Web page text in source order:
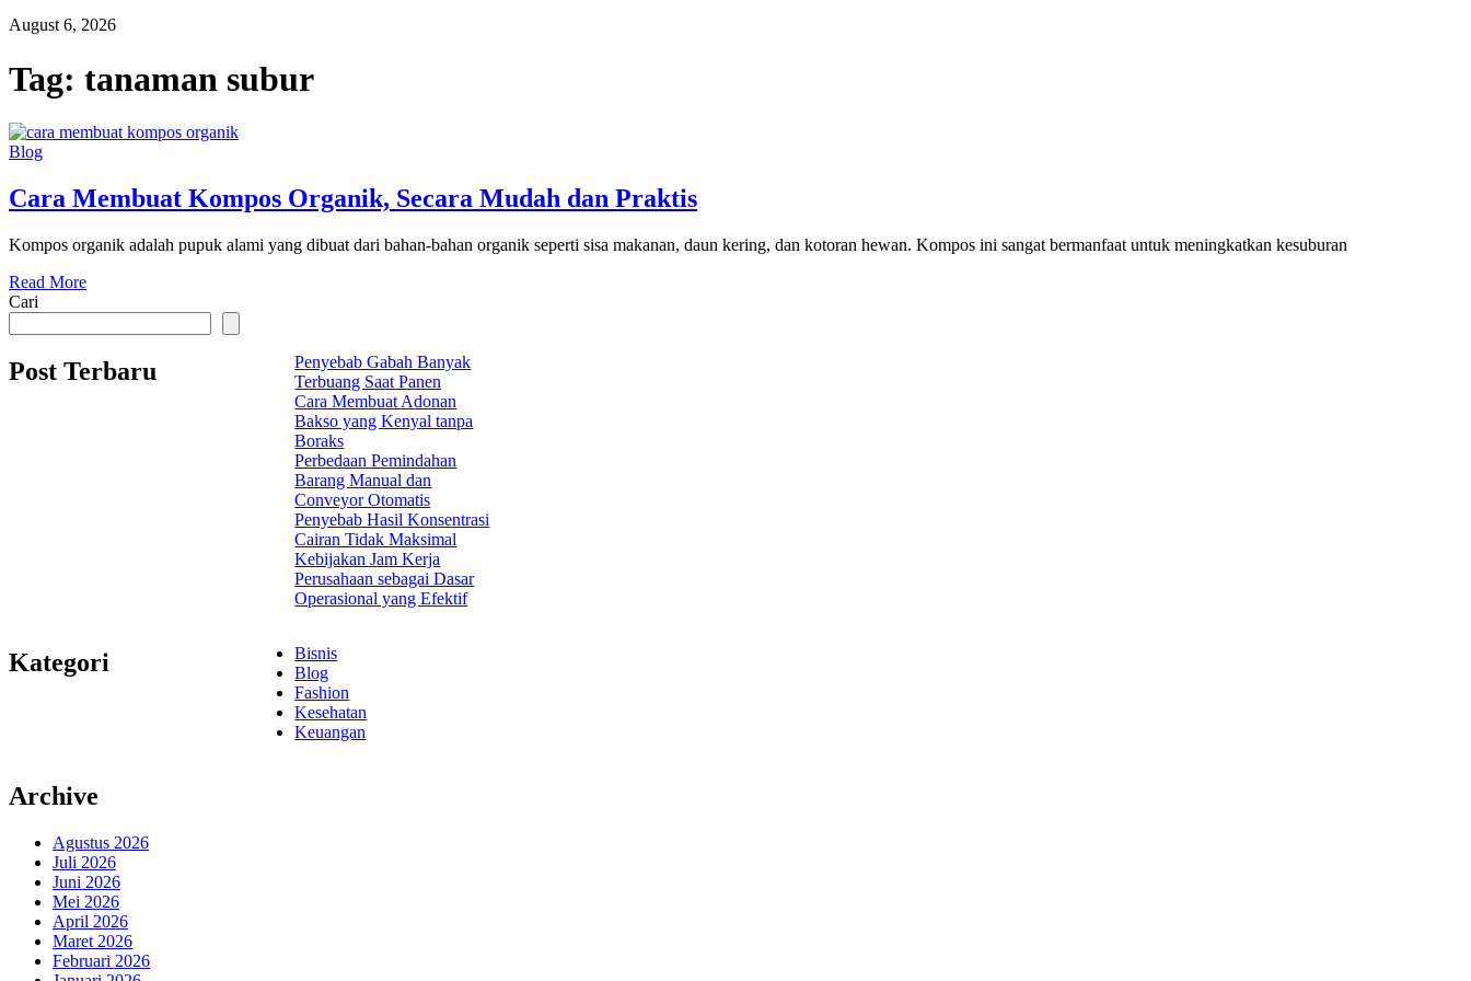
August 6, 2026
Tag: tanaman subur
Blog
Cara Membuat Kompos Organik, Secara Mudah dan Praktis
Kompos organik adalah pupuk alami yang dibuat dari bahan-bahan organik seperti sisa makanan, daun kering, dan kotoran hewan. Kompos ini sangat bermanfaat untuk meningkatkan kesuburan
Read More
Cari
Post Terbaru
Penyebab Gabah Banyak
Terbuang Saat Panen
Cara Membuat Adonan
Bakso yang Kenyal tanpa
Boraks
Perbedaan Pemindahan
Barang Manual dan
Conveyor Otomatis
Penyebab Hasil Konsentrasi
Cairan Tidak Maksimal
Kebijakan Jam Kerja
Perusahaan sebagai Dasar
Operasional yang Efektif
Kategori
Bisnis
Blog
Fashion
Kesehatan
Keuangan
Archive
Agustus 2026
Juli 2026
Juni 2026
Mei 2026
April 2026
Maret 2026
Februari 2026